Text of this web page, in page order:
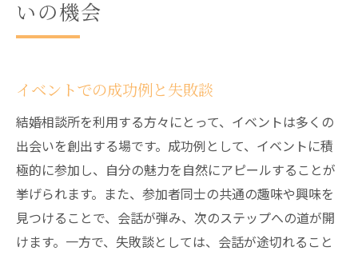
いの機会
イベントでの成功例と失敗談
結婚相談所を利用する方々にとって、イベントは多くの
出会いを創出する場です。成功例として、イベントに積
極的に参加し、自分の魅力を自然にアピールすることが
挙げられます。また、参加者同士の共通の趣味や興味を
見つけることで、会話が弾み、次のステップへの道が開
けます。一方で、失敗談としては、会話が途切れること